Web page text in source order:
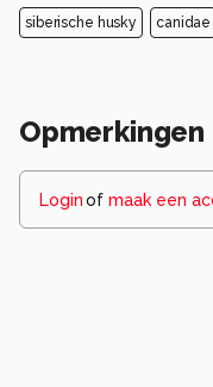
siberische husky canidae
Opmerkingen
Loginof maak een